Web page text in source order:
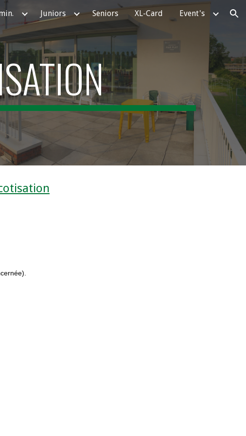
navigation Juniors Seniors XL-Card Event's